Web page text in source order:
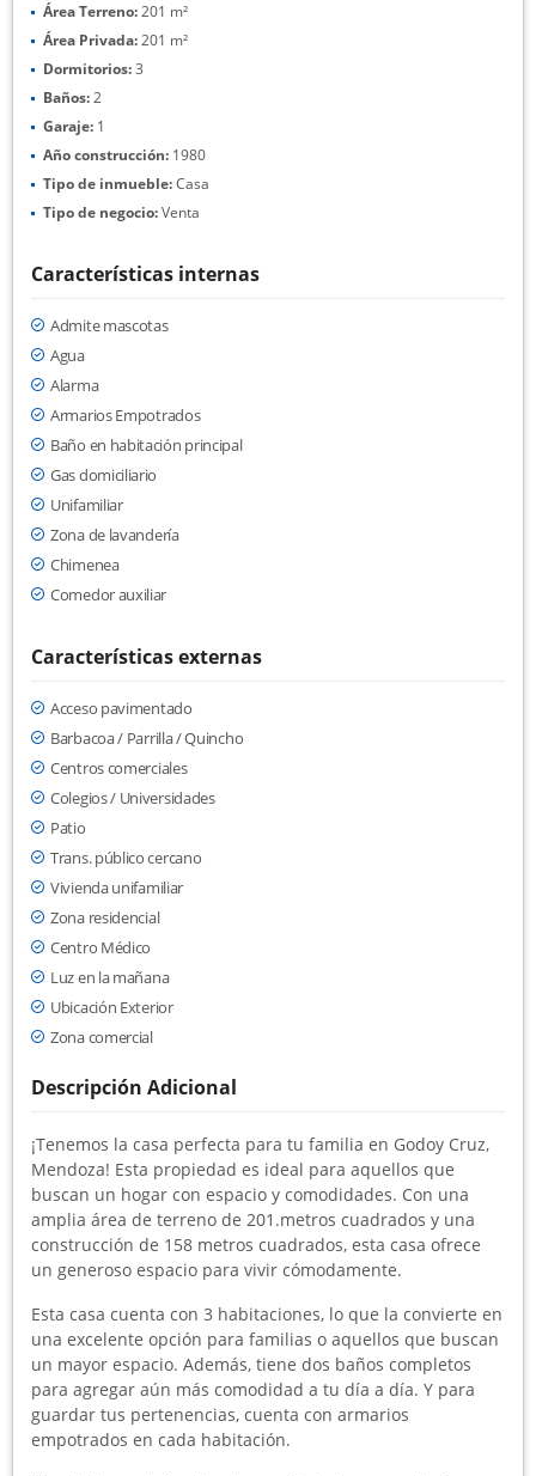
Área Terreno:201 m²
Área Privada:201 m²
Dormitorios:3
Baños:2
Garaje: 1
Año construcción: 1980
Tipo de inmueble:Casa
Tipo de negocio:Venta
Características internas
Admite mascotas
Agua
Alarma
Armarios Empotrados
Baño en habitación principal
Gas domiciliario
Unifamiliar
Zona de lavandería
Chimenea
Comedor auxiliar
Características externas
Acceso pavimentado
Barbacoa / Parrilla / Quincho
Centros comerciales
Colegios / Universidades
Patio
Trans. público cercano
Vivienda unifamiliar
Zona residencial
Centro Médico
Luz en la mañana
Ubicación Exterior
Zona comercial
Descripción Adicional
¡Tenemos la casa perfecta para tu familia en Godoy Cruz,
Mendoza! Esta propiedad es ideal para aquellos que
buscan un hogar con espacio y comodidades. Con una
amplia área de terreno de 201.metros cuadrados y una
construcción de 158 metros cuadrados, esta casa ofrece
un generoso espacio para vivir cómodamente.
Esta casa cuenta con 3 habitaciones, lo que la convierte en
una excelente opción para familias o aquellos que buscan
un mayor espacio. Además, tiene dos baños completos
para agregar aún más comodidad a tu día a día. Y para
guardar tus pertenencias, cuenta con armarios
empotrados en cada habitación.